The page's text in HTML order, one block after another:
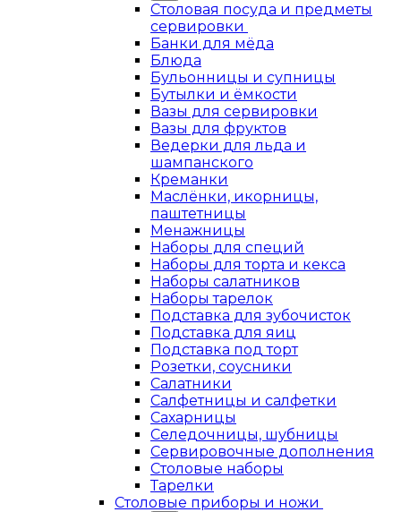
Столовая посуда и предметы
сервировки
Банки для мёда
Блюда
Бульонницы и супницы
Бутылки и ёмкости
Вазы для сервировки
Вазы для фруктов
Ведерки для льда и
шампанского
Креманки
Маслёнки, икорницы,
паштетницы
Менажницы
Наборы для специй
Наборы для торта и кекса
Наборы салатников
Наборы тарелок
Подставка для зубочисток
Подставка для яиц
Подставка под торт
Розетки, соусники
Салатники
Салфетницы и салфетки
Сахарницы
Селедочницы, шубницы
Сервировочные дополнения
Столовые наборы
Тарелки
Столовые приборы и ножи